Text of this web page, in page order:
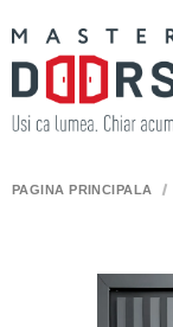
PAGINA PRINCIPALĂ